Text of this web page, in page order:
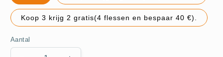
Koop 3 krijg 2 gratis(4 flessen en bespaar 40 €).
Aantal